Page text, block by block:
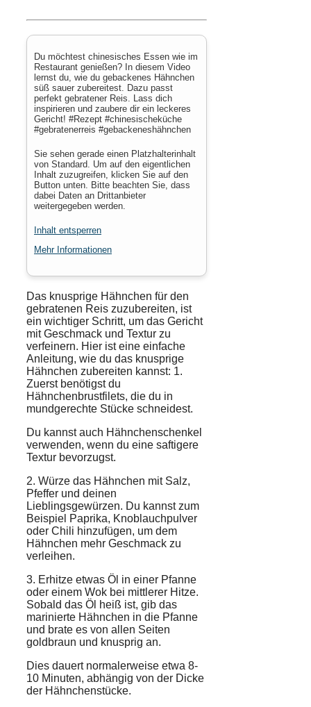
Du möchtest chinesisches Essen wie im
Restaurant genießen? In diesem Video
lernst du, wie du gebackenes Hähnchen
süß sauer zubereitest. Dazu passt
perfekt gebratener Reis. Lass dich
inspirieren und zaubere dir ein leckeres
Gericht! #Rezept #chinesischeküche
#gebratenerreis #gebackeneshähnchen
Sie sehen gerade einen Platzhalterinhalt
von Standard . Um auf den eigentlichen
Inhalt zuzugreifen, klicken Sie auf den
Button unten. Bitte beachten Sie, dass
dabei Daten an Drittanbieter
weitergegeben werden.
Inhalt entsperren
Mehr Informationen
Das knusprige Hähnchen für den
gebratenen Reis zuzubereiten, ist
ein wichtiger Schritt, um das Gericht
mitGeschmack und Textur zu
verfeinern. Hier ist eine einfache
Anleitung, wie du das knusprige
Hähnchen zubereiten kannst: 1.
Zuerst benötigst du
Hähnchenbrustfilets, die du in
mundgerechte Stücke schneidest.
Du kannst auch Hähnchenschenkel
verwenden, wenn du eine saftigere
Textur bevorzugst.
2. Würze das Hähnchen mit Salz,
Pfeffer und deinen
Lieblingsgewürzen. Du kannst zum
Beispiel Paprika, Knoblauchpulver
oder Chili hinzufügen, um dem
Hähnchen mehr Geschmack zu
verleihen.
3. Erhitze etwas Öl in einer Pfanne
oder einem Wok bei mittlerer Hitze.
Sobald das Öl heiß ist, gib das
marinierte Hähnchen in die Pfanne
und brate es von allen Seiten
goldbraun und knusprig an.
Dies dauert normalerweise etwa 8-
10 Minuten, abhängig von der Dicke
der Hähnchenstücke.